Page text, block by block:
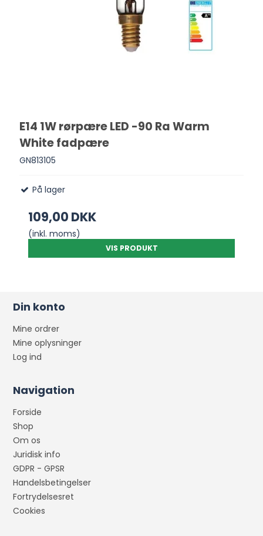
E14 1W rørpære LED -90 Ra Warm
White fadpære
GN813105
På lager
109,00 DKK
(inkl. moms)
VIS PRODUKT
Din konto
Mine ordrer
Mine oplysninger
Log ind
Navigation
Forside
Shop
Om os
Juridisk info
GDPR - GPSR
Handelsbetingelser
Fortrydelsesret
Cookies